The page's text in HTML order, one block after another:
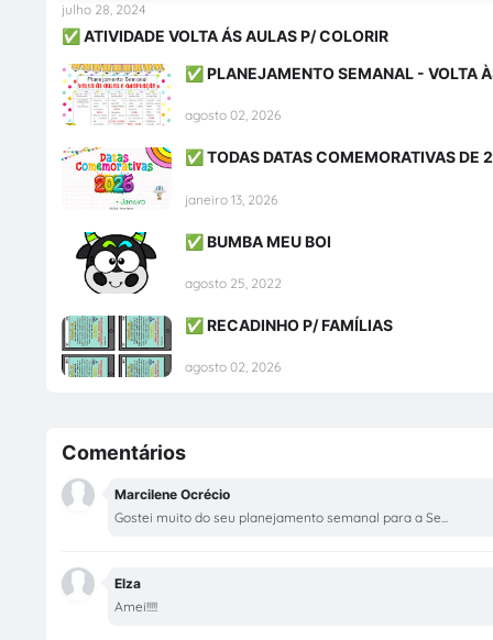
✅ ATIVIDADE VOLTA ÁS AULAS P/ COLORIR
julho 28, 2024
✅ PLANEJAMENTO SEMANAL - VOLTA
agosto 02, 2026
✅ TODAS DATAS COMEMORATIVAS DE
janeiro 13, 2026
✅ BUMBA MEU BOI
agosto 25, 2022
✅ RECADINHO P/ FAMÍLIAS
agosto 02, 2026
Comentários
Marcilene Ocrécio
Gostei muito do seu planejamento semanal para a Se...
Elza
Amei!!!!!